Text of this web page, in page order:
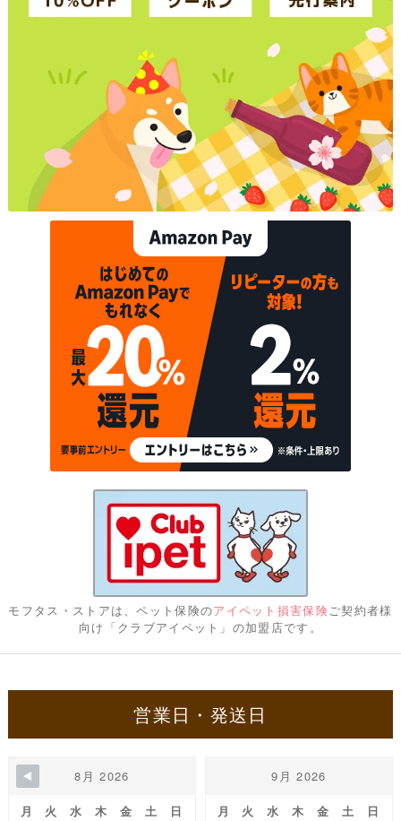
モフタス・ストアは、ペット保険のアイペット損害保険ご契約者様
向け「クラブアイペット」の加盟店です。
営業日・発送日
8月 2026
月 火 水 木 金 土
日
9月 2026
月 火 水 木 金 土
日